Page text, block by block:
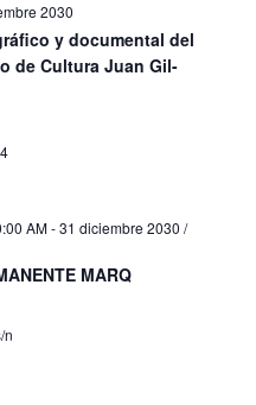
2030
y documental del
de Cultura Juan Gil-
AM-31 diciembre 2030 /
MARQ
n